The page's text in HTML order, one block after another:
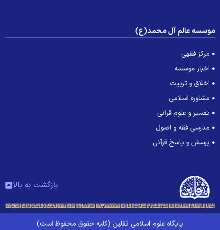
عالم آل محمد(ع)
مرکز فقهی
اخبار موسسه
اخلاق و تربیت
مشاوره اسلامی
تفسیر و علوم قرآنی
مدرسی فقه و اصول
پرسش و پاسخ قرآنی
بازگشت به بالا
پایگاه علوم اسلامی ثقلین (کلیه حقوق محفوظ است)